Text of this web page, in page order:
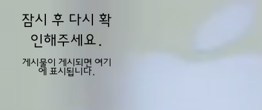
잠시 후 다시 확
인해주세요.
게시물이 게시되면 여기
에 표시됩니다.